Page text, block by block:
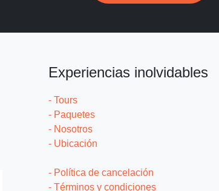
Experiencias inolvidables
- Tours
- Paquetes
- Nosotros
- Ubicación
- Política de cancelación
- Términos y condiciones